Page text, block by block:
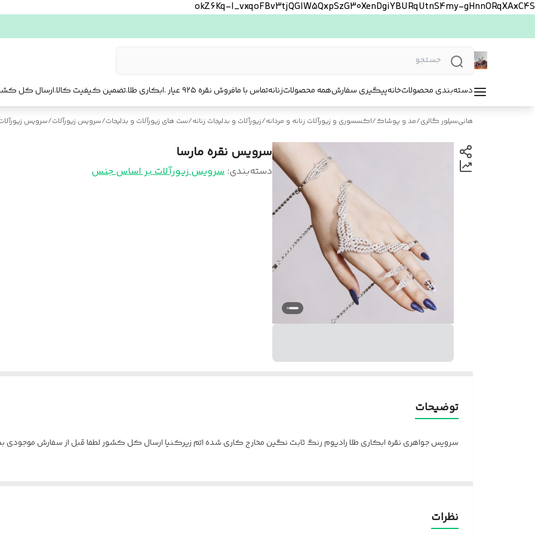
okZ6Kq-l_vxqoFBv3tjQGlW5QxpSzG30XenDgiYBURqUtnS4my-gHnnORqXAxC4S
دسته‌بندی محصولاتخانهپیگیری سفارشهمه محصولاتزنانهتماس با مافروش نقره ۹۲۵ عیار .ابکاری طلا.تضمین کیفیت کالا.ارسال کل کشور. ارسال فوری تهرا.
هانی‌سیلور گالری/مد و پوشاک/اکسسوری و زیورآلات زنانه و مردانه/زیورآلات و بدلیجات زنانه/ست‌ های زیورآلات و بدلیجات/سرویس زیورآلات/سرویس
سرویس نقره مارسا
دسته‌بندی: سرویس زیورآلات بر اساس جنس
توضیحات
سرویس جواهری نقره ابکاری طلا رادیوم رنگ ثابت نگین مخارج کاری شده اتم زیرکنیا ارسال کل کشور لطفا قبل از سفارش موجودی
نظرات